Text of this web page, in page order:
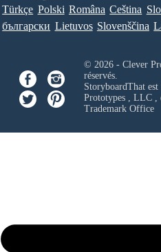
Türkçe Polski Româna Ceština
български Lietuvos Slovenščina
© 2026 - Clever
réservés.
StoryboardThat est
Prototypes , LLC,
Trademark Office